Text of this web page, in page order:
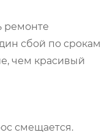
ремонте
сбой по срокам
чем красивый
смещается.